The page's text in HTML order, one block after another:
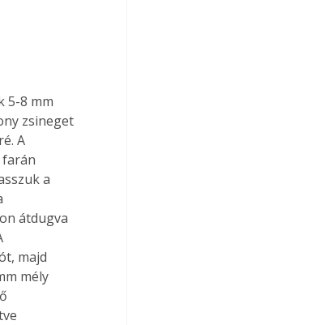
5-8 mm
zsineget
A
a
átdugva
majd
mély